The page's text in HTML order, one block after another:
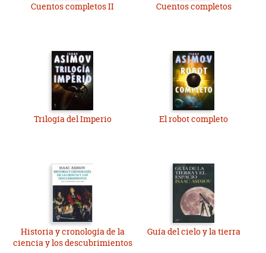
Cuentos completos II Cuentos completos
Trilogía del Imperio El robot completo
Historia y cronología de la
ciencia y los descubrimientos
Guía del cielo y la tierra